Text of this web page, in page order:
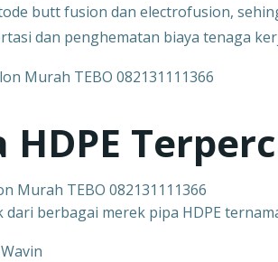
butt fusion dan electrofusion,
dan penghematan biaya tenaga
Murah TEBO 082131111366
berbagai merek pipa HDPE
Wavin